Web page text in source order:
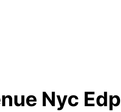
Nyc Edp